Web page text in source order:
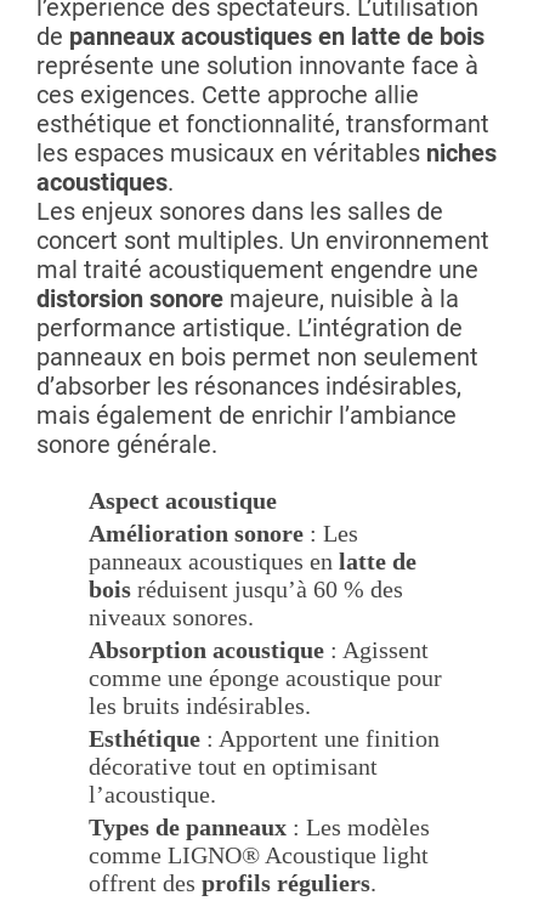
l’expérience des spectateurs. L’utilisation
de panneaux acoustiques en latte de bois
représente une solution innovante face à
ces exigences. Cette approche allie
esthétique et fonctionnalité, transformant
les espaces musicaux en véritables niches
acoustiques.
Les enjeux sonores dans les salles de
concert sont multiples. Un environnement
mal traité acoustiquement engendre une
distorsion sonoremajeure, nuisible à la
performance artistique. L’intégration de
panneaux en bois permet non seulement
d’absorber les résonances indésirables,
mais également de enrichir l’ambiance
sonore générale.
Aspect acoustique
Amélioration sonore: Les
panneaux acoustiques en latte de
boisréduisent jusqu’à 60 % des
niveaux sonores.
Absorption acoustique: Agissent
comme une éponge acoustique pour
les bruits indésirables.
Esthétique: Apportent une finition
décorative tout en optimisant
l’acoustique.
Types de panneaux: Les modèles
comme LIGNO® Acoustique light
offrent des profils réguliers.